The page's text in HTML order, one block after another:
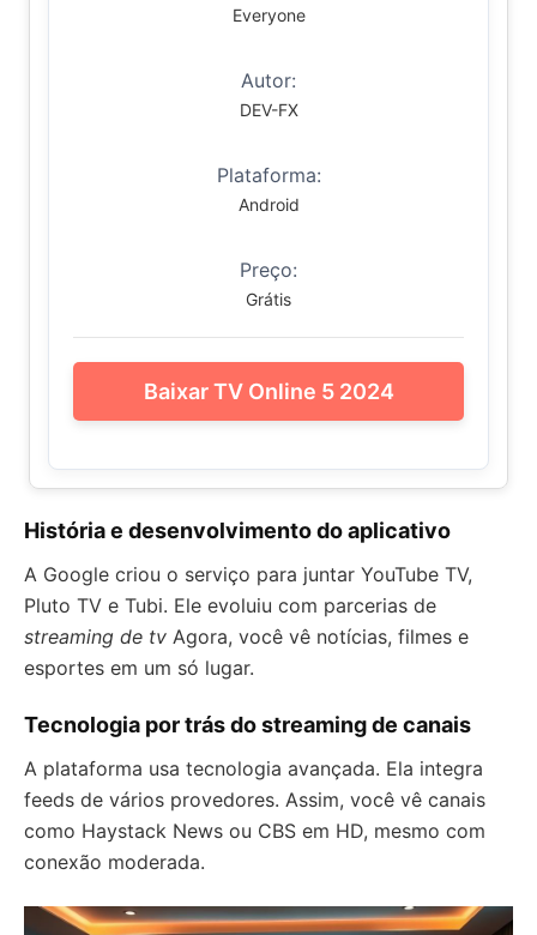
Everyone
Autor:
DEV-FX
Plataforma:
Android
Preço:
Grátis
Baixar TV Online 5 2024
História e desenvolvimento do aplicativo
A Google criou o serviço para juntar YouTube TV,
Pluto TV e Tubi. Ele evoluiu com parcerias de
streaming de tv Agora, você vê notícias, filmes e
esportes em um só lugar.
Tecnologia por trás do streaming de canais
A plataforma usa tecnologia avançada. Ela integra
feeds de vários provedores. Assim, você vê canais
como Haystack News ou CBS em HD, mesmo com
conexão moderada.